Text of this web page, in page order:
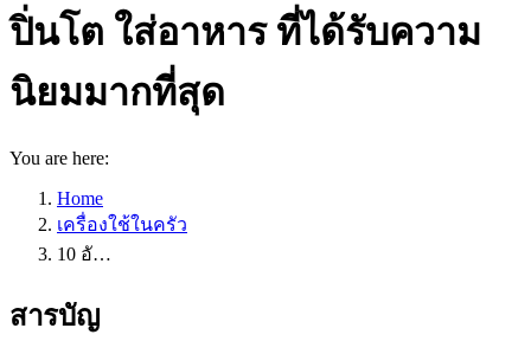
ปิ่นโต ใส่อาหาร ที่ได้รับความ
นิยมมากที่สุด
You are here:
Home
เครื่องใช้ในครัว
10 อั…
สารบัญ